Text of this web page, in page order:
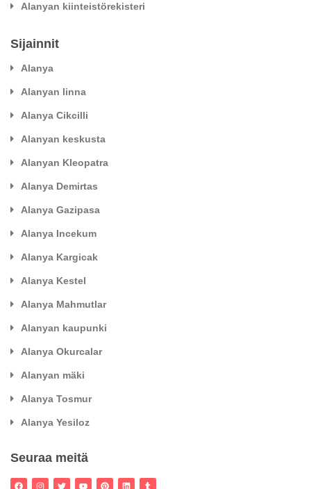
Alanyan kiinteistörekisteri
Sijainnit
Alanya
Alanyan linna
Alanya Cikcilli
Alanyan keskusta
Alanyan Kleopatra
Alanya Demirtas
Alanya Gazipasa
Alanya Incekum
Alanya Kargicak
Alanya Kestel
Alanya Mahmutlar
Alanyan kaupunki
Alanya Okurcalar
Alanyan mäki
Alanya Tosmur
Alanya Yesiloz
Seuraa meitä